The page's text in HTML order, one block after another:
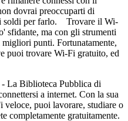
dovrai preoccuparti di
soldi per farlo. Trovare il Wi-
sfidante, ma con gli strumenti
punti. Fortunatamente,
puoi trovare Wi-Fi gratuito, ed
La Biblioteca Pubblica di
a internet. Con la sua
veloce, puoi lavorare, studiare o
completamente gratuitamente.